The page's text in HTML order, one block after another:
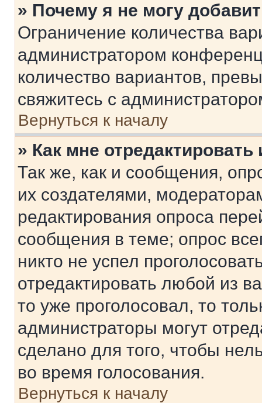
» Почему я не могу
Ограничение количества
администратором
количество вариантов,
свяжитесь с
Вернуться к началу
» Как мне
Так же, как и сообщения,
их создателями,
редактирования опроса
сообщения в теме; опрос
никто не успел
отредактировать любой из
то уже проголосовал, то
администраторы могут
сделано для того, чтобы
во время голосования.
Вернуться к началу